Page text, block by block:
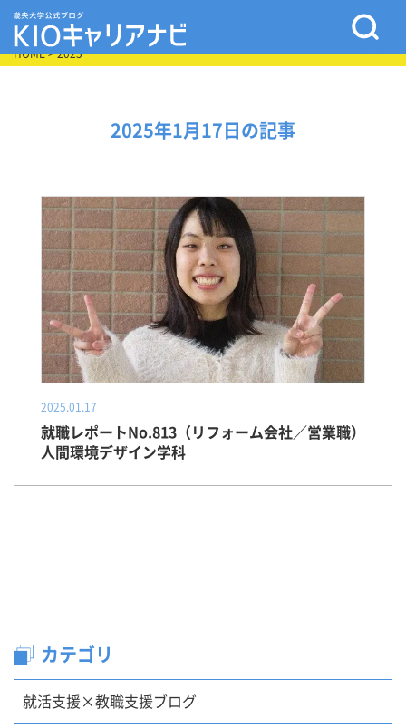
HOME> 2025
2025年1月17日の記事
2025.01.17
就職レポートNo.813（リフォーム会社／営業職）
人間環境デザイン学科
カテゴリ
就活支援×教職支援ブログ